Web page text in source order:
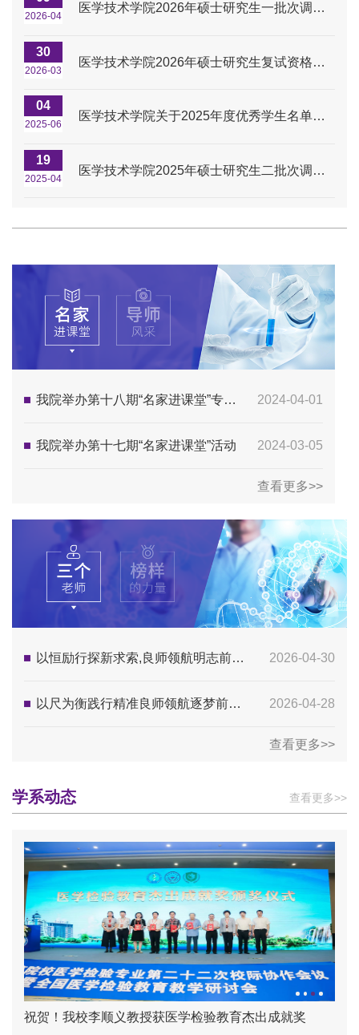
2026-04
医学技术学院2026年硕士研究生一批次调剂复试资格审核、专业课笔试和面试安排
30
2026-03
医学技术学院2026年硕士研究生复试资格审核、专业课笔试和面试安排
04
2025-06
医学技术学院关于2025年度优秀学生名单的公示
19
2025-04
医学技术学院2025年硕士研究生二批次调剂复试专业组笔试、面试安排
2024-04-01
我院举办第十八期“名家进课堂”专家讲座
2024-03-05
我院举办第十七期“名家进课堂”活动
查看更多>>
2026-04-30
以恒励行探新求索,良师领航明志前行——医学技术学院2025级康复治疗学班举办“名家进课堂”暨“大国工匠”精神讲座“三个老师”活动
2026-04-28
以尺为衡践行精准良师领航逐梦前行——2025级医学检验技术班举办“名家进课堂”暨“大国工匠”精神讲座“三个老师”活动
查看更多>>
学系动态 查看更多>>
祝贺！我校李顺义教授获医学检验教育杰出成就奖